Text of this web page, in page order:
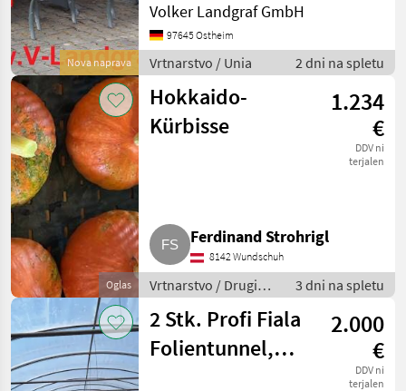
Nova naprava
Neigungseinstellung der
Dammformvorrichtung,
Abnehmbare
Formungsbleche (für die
Bearbeitung von Dämmen
nac
Volker Landgraf GmbH
97645 Ostheim
Vrtnarstvo / Unia 2 dni na spletu
Oglas
Hokkaido-
Kürbisse
1.234
€
DDV ni
terjalen
Ferdinand Strohrigl
8142 Wundschuh
Vrtnarstvo / Drugi
stroji za vrtnarstvo
3 dni na spletu
2 Stk. Profi Fiala
Folientunnel,
2.000
€
DDV ni
terjalen